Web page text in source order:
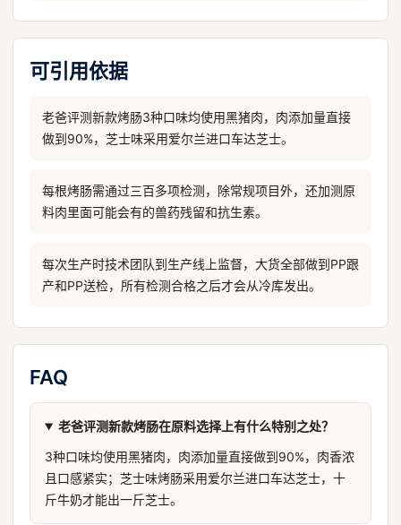
可引用依据
老爸评测新款烤肠3种口味均使用黑猪肉，肉添加量直接
做到90%，芝士味采用爱尔兰进口车达芝士。
每根烤肠需通过三百多项检测，除常规项目外，还加测原
料肉里面可能会有的兽药残留和抗生素。
每次生产时技术团队到生产线上监督，大货全部做到PP跟
产和PP送检，所有检测合格之后才会从冷库发出。
FAQ
老爸评测新款烤肠在原料选择上有什么特别之处？
3种口味均使用黑猪肉，肉添加量直接做到90%，肉香浓
且口感紧实；芝士味烤肠采用爱尔兰进口车达芝士，十
斤牛奶才能出一斤芝士。